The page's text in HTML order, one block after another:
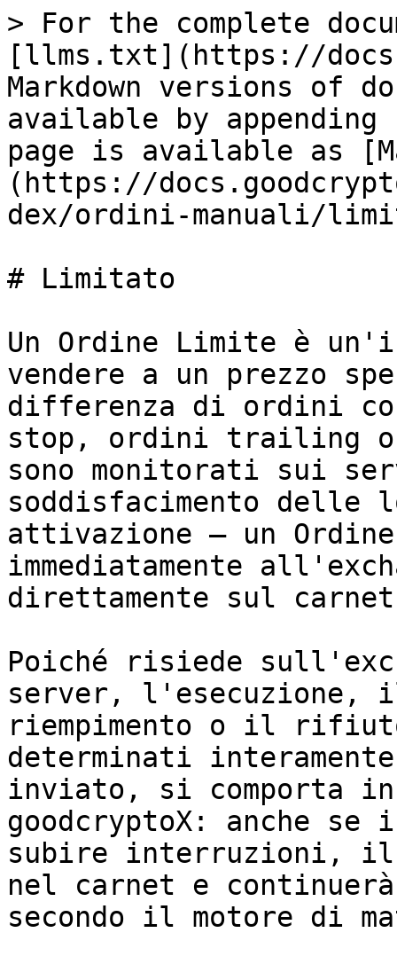
> For the complete
[llms.txt](https://
Markdown versions of
available by
page is available as
(https://
dex/ordini-manuali/
# Limitato
Un Ordine Limite è
vendere a un prezzo
differenza di ordini
stop, ordini trailing o
sono monitorati sui
soddisfacimento delle
attivazione — un
immediatamente
direttamente sul
Poiché risiede
server, l'esecuzione, il
riempimento o il
determinati
inviato, si comporta in
goodcryptoX: anche
subire interruzioni, il
nel carnet e
secondo il motore di